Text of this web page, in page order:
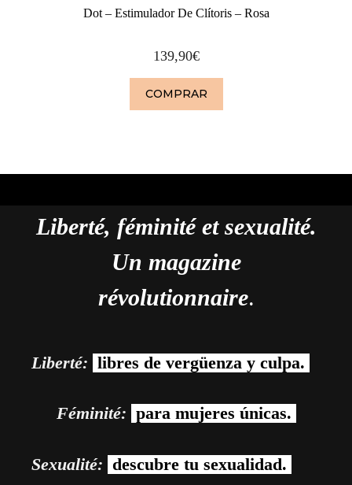
Dot – Estimulador De Clítoris – Rosa
139,90€
COMPRAR
Liberté, féminité et sexualité.
Un magazine
révolutionnaire.
Liberté: libres de vergüenza y culpa.
Féminité: para mujeres únicas.
Sexualité: descubre tu sexualidad.